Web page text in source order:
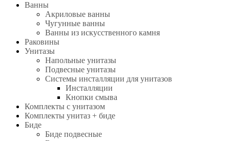
Ванны
Акриловые ванны
Чугунные ванны
Ванны из искусственного камня
Раковины
Унитазы
Напольные унитазы
Подвесные унитазы
Системы инсталляции для унитазов
Инсталляции
Кнопки смыва
Комплекты с унитазом
Комплекты унитаз + биде
Биде
Биде подвесные